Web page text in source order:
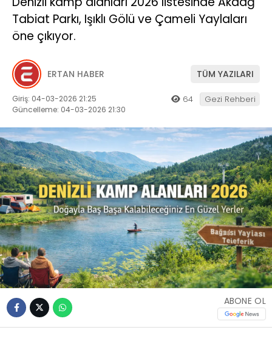
Tabiat Parkı, Işıklı Gölü ve Çameli Yaylaları
öne çıkıyor.
ERTAN HABER TÜM YAZILARI
Giriş: 04-03-2026 21:25
Güncelleme: 04-03-2026 21:30
64 Gezi Rehberi
ABONE OL